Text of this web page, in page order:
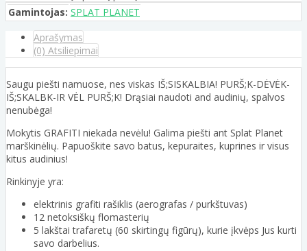
Gamintojas: SPLAT PLANET
Aprašymas
(0) Atsiliepimai
Saugu piešti namuose, nes viskas IŠ;SISKALBIA! PURŠ;K-DĖVĖK-
IŠ;SKALBK-IR VĖL PURŠ;K! Drąsiai naudoti and audinių, spalvos
nenubėga!
Mokytis GRAFITI niekada nevėlu! Galima piešti ant Splat Planet
marškinėlių. Papuoškite savo batus, kepuraites, kuprines ir visus
kitus audinius!
Rinkinyje yra:
elektrinis grafiti rašiklis (aerografas / purkštuvas)
12 netoksiškų flomasterių
5 lakštai trafaretų (60 skirtingų figūrų), kurie įkvėps Jus kurti
savo darbelius.